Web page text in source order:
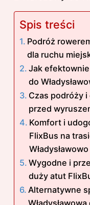
Spis treści
Podróż
dla ruchu
Jak
do
Czas podróży i
przed
Komfort i
FlixBus na
Władysławowo
Wygodne i
duży atut
Alternatywne